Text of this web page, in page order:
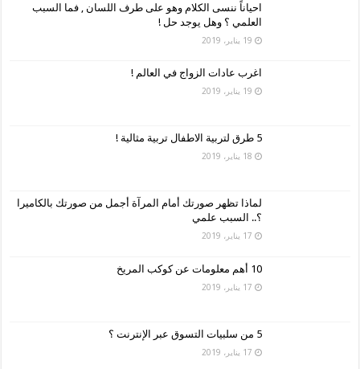
احياناً ننسى الكلام وهو على طرف اللسان , فما السبب
العلمي ؟ وهل يوجد حل !
19 يناير، 2019
اغرب عادات الزواج في العالم !
19 يناير، 2019
5 طرق لتربية الاطفال تربية مثالية !
18 يناير، 2019
لماذا تظهر صورتك أمام المرآة أجمل من صورتك بالكاميرا
؟.. السبب علمي
17 يناير، 2019
10 أهم معلومات عن كوكب المريخ
17 يناير، 2019
5 من سلبيات التسوق عبر الإنترنت ؟
17 يناير، 2019